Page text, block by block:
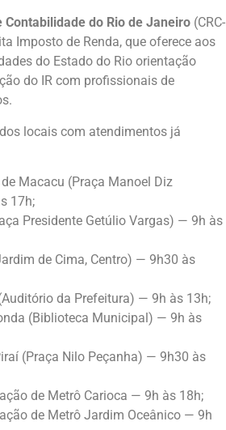
Contabilidade do Rio de Janeiro (CRC-
Imposto de Renda, que oferece aos
do Estado do Rio orientação
do IR com profissionais de
locais com atendimentos já
Macacu (Praça Manoel Diz
17h;
Presidente Getúlio Vargas) — 9h às
de Cima, Centro) — 9h30 às
da Prefeitura) — 9h às 13h;
(Biblioteca Municipal) — 9h às
(Praça Nilo Peçanha) — 9h30 às
de Metrô Carioca — 9h às 18h;
de Metrô Jardim Oceânico — 9h